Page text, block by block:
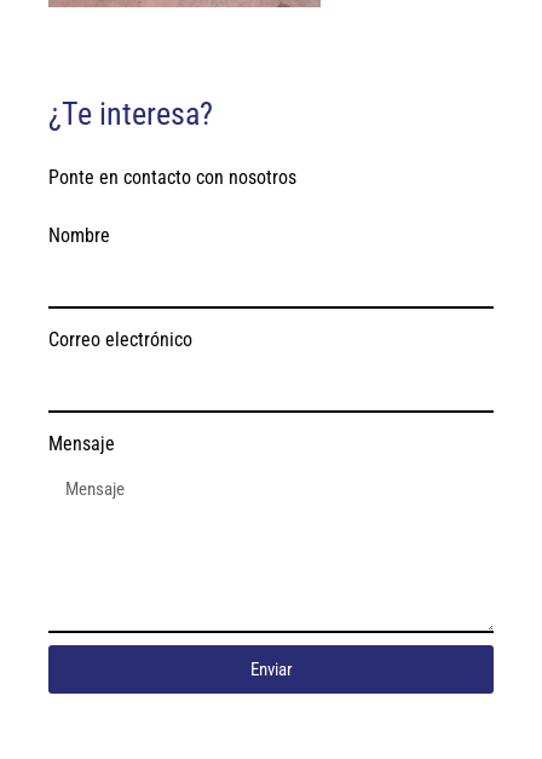
¿Te interesa?
Ponte en contacto con nosotros
Nombre
Correo electrónico
Mensaje
Enviar